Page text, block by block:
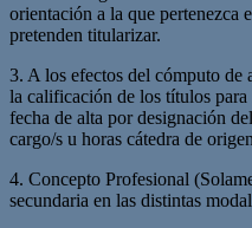
orientación a la que pertenezca
pretenden titularizar.
3. A los efectos del cómputo de
la calificación de los títulos
fecha de alta por designación
cargo/s u horas cátedra de
4. Concepto Profesional
secundaria en las distintas